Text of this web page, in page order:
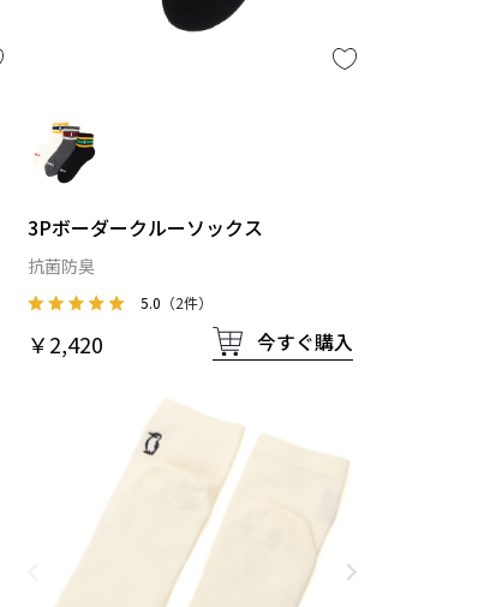
3Pボーダークルーソックス
抗菌防臭
5.0 （2件）
￥2,420 今すぐ購入